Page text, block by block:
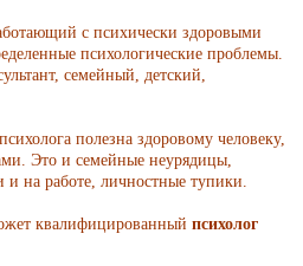
с психически здоровыми
психологические проблемы.
семейный, детский,
полезна здоровому человеку,
Это и семейные неурядицы,
на работе, личностные тупики.
квалифицированный психолог